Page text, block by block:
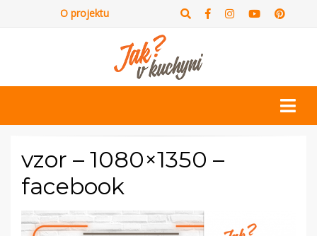
O projektu
vzor – 1080×1350 –
facebook